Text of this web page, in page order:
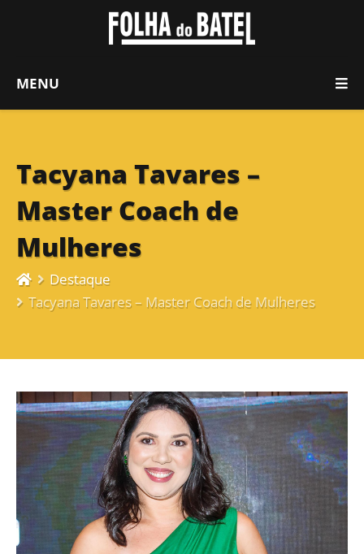
MENU
Tacyana Tavares –
Master Coach de
Mulheres
Destaque
Tacyana Tavares – Master Coach de Mulheres